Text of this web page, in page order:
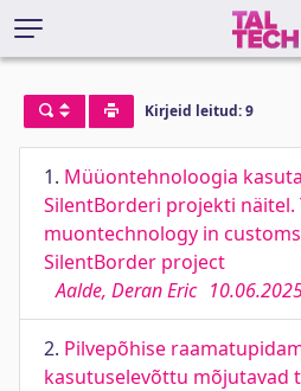
Kirjeid leitud: 9
1. Müüontehnoloogia
SilentBorderi projekti näitel.
muontechnology in
SilentBorder project
Aalde, Deran Eric
2. Pilvepõhise
kasutuselevõttu mõjutavad